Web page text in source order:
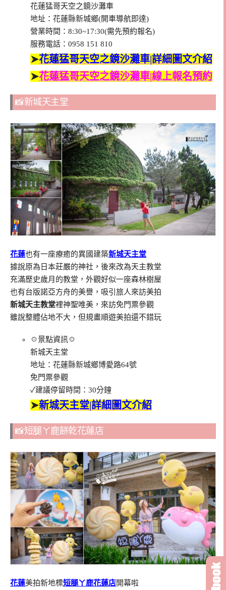
花蓮猛哥天空之鏡沙灘車
地址：花蓮縣新城鄉(開車導航即達)
營業時間：8:30~17:30(需先預約報名)
服務電話：0958 151 810
➤花蓮猛哥天空之鏡沙灘車|詳細圖文介紹
➤花蓮猛哥天空之鏡沙灘車|線上報名預約
📸新城天主堂
花蓮也有一座療癒的異國建築新城天主堂
據說原為日本莊嚴的神社，後來改為天主教堂
充滿歷史歲月的教堂，外觀好似一座森林樹屋
也有台版諾亞方舟的美譽，吸引旅人來訪美拍
新城天主教堂裡神聖唯美，來訪免門票參觀
雖說整體佔地不大，但規畫順遊美拍還不錯玩
☉景點資訊☉
新城天主堂
地址：花蓮縣新城鄉博愛路64號
免門票參觀
✓建議停留時間：30分鐘
➤新城天主堂|詳細圖文介紹
📸短腿ㄚ鹿餅乾花蓮店
花蓮美拍新地標短腿ㄚ鹿花蓮店開幕啦